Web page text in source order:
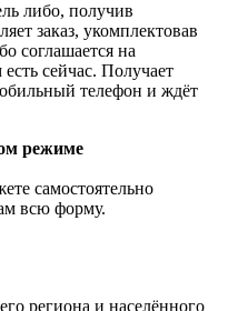
либо, получив
заказ, укомплектовав
соглашается на
сейчас. Получает
телефон и ждёт
режиме
самостоятельно
всю форму.
региона и населённого